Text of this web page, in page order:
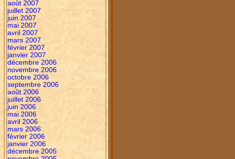
août 2007
juillet 2007
juin 2007
mai 2007
avril 2007
mars 2007
février 2007
janvier 2007
décembre 2006
novembre 2006
octobre 2006
septembre 2006
août 2006
juillet 2006
juin 2006
mai 2006
avril 2006
mars 2006
février 2006
janvier 2006
décembre 2005